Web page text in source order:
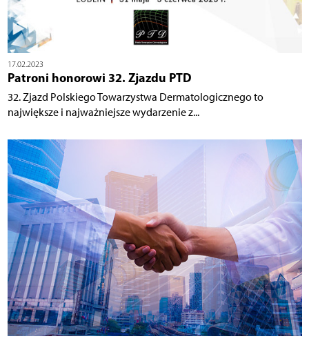
17.02.2023
Patroni honorowi 32. Zjazdu PTD
32. Zjazd Polskiego Towarzystwa Dermatologicznego to
największe i najważniejsze wydarzenie z...